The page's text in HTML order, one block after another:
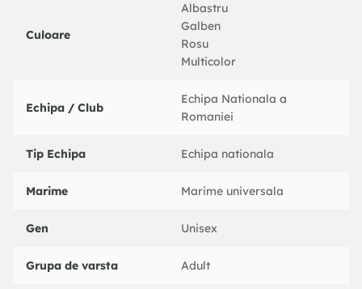
Culoare
Albastru
Galben
Rosu
Multicolor
Echipa / Club
Echipa Nationala a
Romaniei
Tip Echipa Echipa nationala
Marime Marime universala
Gen Unisex
Grupa de varsta Adult